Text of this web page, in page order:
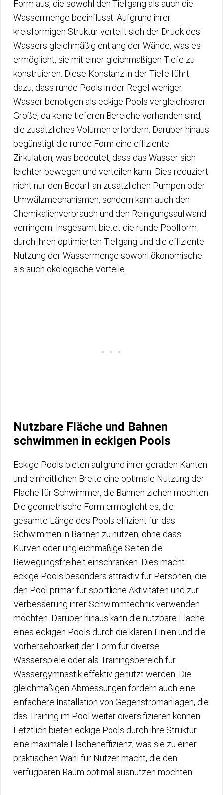
Form aus, die sowohl den Tiefgang als auch die
Wassermenge beeinflusst. Aufgrund ihrer
kreisförmigen Struktur verteilt sich der Druck des
Wassers gleichmäßig entlang der Wände, was es
ermöglicht, sie mit einer gleichmäßigen Tiefe zu
konstruieren. Diese Konstanz in der Tiefe führt
dazu, dass runde Pools in der Regel weniger
Wasser benötigen als eckige Pools vergleichbarer
Größe, da keine tieferen Bereiche vorhanden sind,
die zusätzliches Volumen erfordern. Darüber hinaus
begünstigt die runde Form eine effiziente
Zirkulation, was bedeutet, dass das Wasser sich
leichter bewegen und verteilen kann. Dies reduziert
nicht nur den Bedarf an zusätzlichen Pumpen oder
Umwälzmechanismen, sondern kann auch den
Chemikalienverbrauch und den Reinigungsaufwand
verringern. Insgesamt bietet die runde Poolform
durch ihren optimierten Tiefgang und die effiziente
Nutzung der Wassermenge sowohl ökonomische
als auch ökologische Vorteile.
Nutzbare Fläche und Bahnen
schwimmen in eckigen Pools
Eckige Pools bieten aufgrund ihrer geraden Kanten
und einheitlichen Breite eine optimale Nutzung der
Fläche für Schwimmer, die Bahnen ziehen möchten.
Die geometrische Form ermöglicht es, die
gesamte Länge des Pools effizient für das
Schwimmen in Bahnen zu nutzen, ohne dass
Kurven oder ungleichmäßige Seiten die
Bewegungsfreiheit einschränken. Dies macht
eckige Pools besonders attraktiv für Personen, die
den Pool primär für sportliche Aktivitäten und zur
Verbesserung ihrer Schwimmtechnik verwenden
möchten. Darüber hinaus kann die nutzbare Fläche
eines eckigen Pools durch die klaren Linien und die
Vorhersehbarkeit der Form für diverse
Wasserspiele oder als Trainingsbereich für
Wassergymnastik effektiv genutzt werden. Die
gleichmäßigen Abmessungen fördern auch eine
einfachere Installation von Gegenstromanlagen, die
das Training im Pool weiter diversifizieren können.
Letztlich bieten eckige Pools durch ihre Struktur
eine maximale Flächeneffizienz, was sie zu einer
praktischen Wahl für Nutzer macht, die den
verfügbaren Raum optimal ausnutzen möchten.